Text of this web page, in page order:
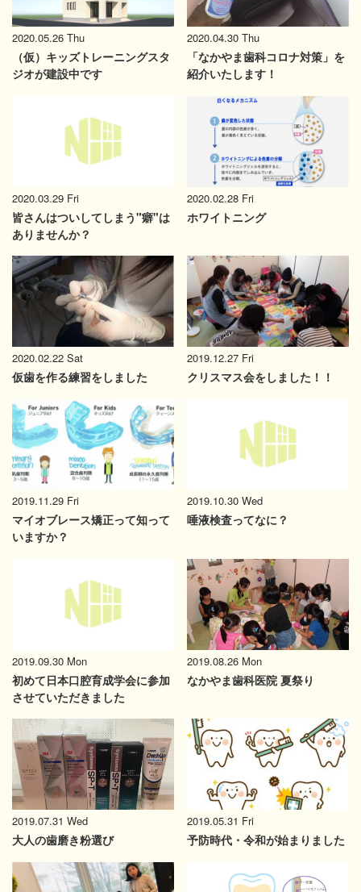
2020.05.26 Thu
（仮）キッズトレーニングスタ
ジオが建設中です
2020.04.30 Thu
「なかやま歯科コロナ対策」を
紹介いたします！
2020.03.29 Fri
皆さんはついしてしまう"癖"は
ありませんか？
2020.02.28 Fri
ホワイトニング
2020.02.22 Sat
仮歯を作る練習をしました
2019.12.27 Fri
クリスマス会をしました！！
2019.11.29 Fri
マイオブレース矯正って知って
いますか？
2019.10.30 Wed
唾液検査ってなに？
2019.09.30 Mon
初めて日本口腔育成学会に参加
させていただきました
2019.08.26 Mon
なかやま歯科医院 夏祭り
2019.07.31 Wed
大人の歯磨き粉選び
2019.05.31 Fri
予防時代・令和が始まりました